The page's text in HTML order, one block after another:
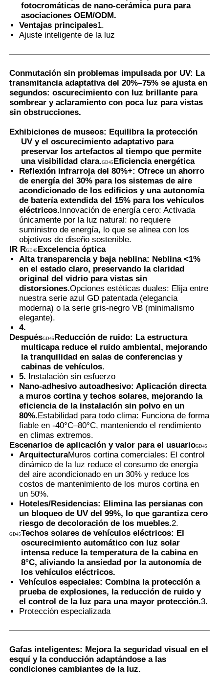
Película PVB termocromática
fotocromáticas de nano-cerámica pura para
asociaciones OEM/ODM.
Ventajas principales1.
Ajuste inteligente de la luz
Conmutación sin problemas impulsada por UV: La
transmitancia adaptativa del 20%–75% se ajusta en
segundos: oscurecimiento con luz brillante para
sombrear y aclaramiento con poca luz para vistas
sin obstrucciones.
Exhibiciones de museos: Equilibra la protección
UV y el oscurecimiento adaptativo para
preservar los artefactos al tiempo que permite
una visibilidad clara.GD45 Eficiencia energética
Reflexión infrarroja del 80%+: Ofrece un ahorro
de energía del 30% para los sistemas de aire
acondicionado de los edificios y una autonomía
de batería extendida del 15% para los vehículos
eléctricos.Innovación de energía cero: Activada
únicamente por la luz natural: no requiere
suministro de energía, lo que se alinea con los
objetivos de diseño sostenible.
IR RGD45 Excelencia óptica
Alta transparencia y baja neblina: Neblina <1%
en el estado claro, preservando la claridad
original del vidrio para vistas sin
distorsiones.Opciones estéticas duales: Elija entre
nuestra serie azul GD patentada (elegancia
moderna) o la serie gris-negro VB (minimalismo
elegante).
4.
DespuésGD45 Reducción de ruido: La estructura
multicapa reduce el ruido ambiental, mejorando
la tranquilidad en salas de conferencias y
cabinas de vehículos.
5. Instalación sin esfuerzo
Nano-adhesivo autoadhesivo: Aplicación directa
a muros cortina y techos solares, mejorando la
eficiencia de la instalación sin polvo en un
80%.Estabilidad para todo clima: Funciona de forma
fiable en -40°C–80°C, manteniendo el rendimiento
en climas extremos.
Escenarios de aplicación y valor para el usuarioGD45
ArquitecturaMuros cortina comerciales: El control
dinámico de la luz reduce el consumo de energía
del aire acondicionado en un 30% y reduce los
costos de mantenimiento de los muros cortina en
un 50%.
Hoteles/Residencias: Elimina las persianas con
un bloqueo de UV del 99%, lo que garantiza cero
riesgo de decoloración de los muebles.2.
GD45Techos solares de vehículos eléctricos: El
oscurecimiento automático con luz solar
intensa reduce la temperatura de la cabina en
8°C, aliviando la ansiedad por la autonomía de
los vehículos eléctricos.
Vehículos especiales: Combina la protección a
prueba de explosiones, la reducción de ruido y
el control de la luz para una mayor protección.3.
Protección especializada
Gafas inteligentes: Mejora la seguridad visual en el
esquí y la conducción adaptándose a las
condiciones cambiantes de la luz.